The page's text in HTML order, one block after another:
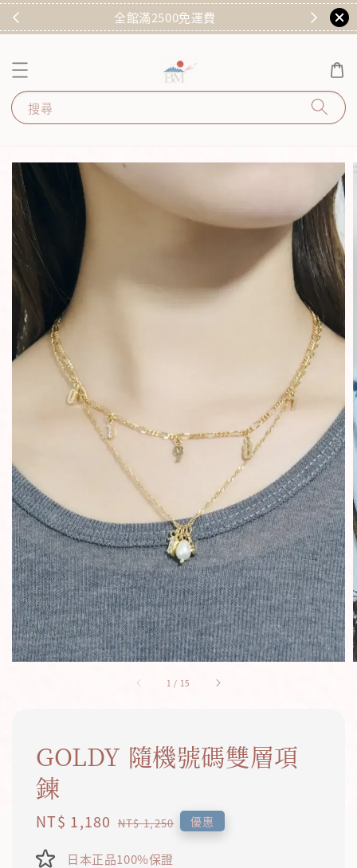
全館滿2500免運費
搜尋
1 / 15
GOLDY 隨機號碼雙層項
鍊
Sale
NT$ 1,180 Regular
NT$ 1,250 優惠
日本正品100%保證